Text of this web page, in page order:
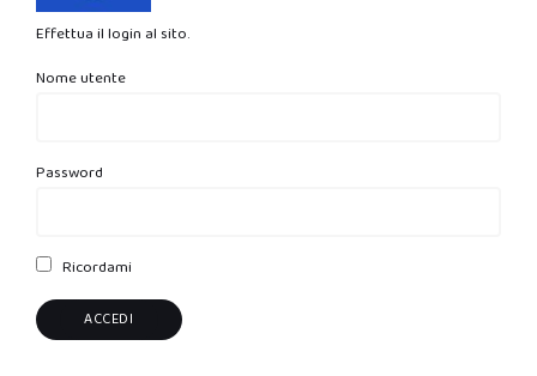
Effettua il login al sito.
Nome utente
Password
Ricordami